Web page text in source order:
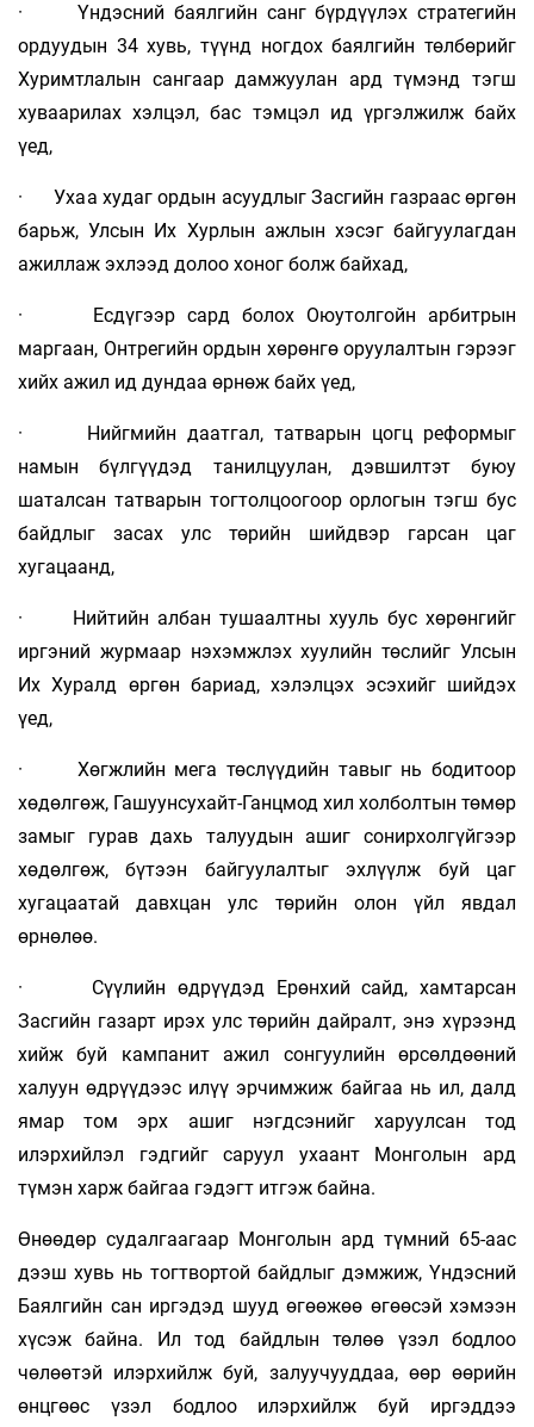
· Үндэсний баялгийн санг бүрдүүлэх стратегийн
ордуудын 34 хувь, түүнд ногдох баялгийн төлбөрийг
Хуримтлалын сангаар дамжуулан ард түмэнд тэгш
хуваарилах хэлцэл, бас тэмцэл ид үргэлжилж байх
үед,
· Ухаа худаг ордын асуудлыг Засгийн газраас өргөн
барьж, Улсын Их Хурлын ажлын хэсэг байгуулагдан
ажиллаж эхлээд долоо хоног болж байхад,
· Есдүгээр сард болох Оюутолгойн арбитрын
маргаан, Онтрегийн ордын хөрөнгө оруулалтын гэрээг
хийх ажил ид дундаа өрнөж байх үед,
· Нийгмийн даатгал, татварын цогц реформыг
намын бүлгүүдэд танилцуулан, дэвшилтэт буюу
шаталсан татварын тогтолцоогоор орлогын тэгш бус
байдлыг засах улс төрийн шийдвэр гарсан цаг
хугацаанд,
· Нийтийн албан тушаалтны хууль бус хөрөнгийг
иргэний журмаар нэхэмжлэх хуулийн төслийг Улсын
Их Хуралд өргөн бариад, хэлэлцэх эсэхийг шийдэх
үед,
· Хөгжлийн мега төслүүдийн тавыг нь бодитоор
хөдөлгөж, Гашуунсухайт-Ганцмод хил холболтын төмөр
замыг гурав дахь талуудын ашиг сонирхолгүйгээр
хөдөлгөж, бүтээн байгуулалтыг эхлүүлж буй цаг
хугацаатай давхцан улс төрийн олон үйл явдал
өрнөлөө.
· Сүүлийн өдрүүдэд Ерөнхий сайд, хамтарсан
Засгийн газарт ирэх улс төрийн дайралт, энэ хүрээнд
хийж буй кампанит ажил сонгуулийн өрсөлдөөний
халуун өдрүүдээс илүү эрчимжиж байгаа нь ил, далд
ямар том эрх ашиг нэгдсэнийг харуулсан тод
илэрхийлэл гэдгийг саруул ухаант Монголын ард
түмэн харж байгаа гэдэгт итгэж байна.
Өнөөдөр судалгаагаар Монголын ард түмний 65-аас
дээш хувь нь тогтвортой байдлыг дэмжиж, Үндэсний
Баялгийн сан иргэдэд шууд өгөөжөө өгөөсэй хэмээн
хүсэж байна. Ил тод байдлын төлөө үзэл бодлоо
чөлөөтэй илэрхийлж буй, залуучууддаа, өөр өөрийн
өнцгөөс үзэл бодлоо илэрхийлж буй иргэддээ